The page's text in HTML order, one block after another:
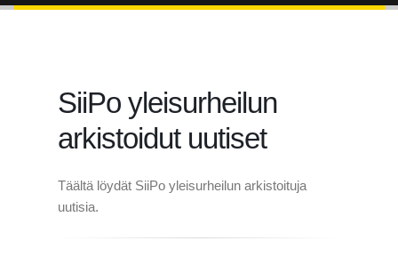
SiiPo yleisurheilun
arkistoidut uutiset
Täältä löydät SiiPo yleisurheilun arkistoituja
uutisia.